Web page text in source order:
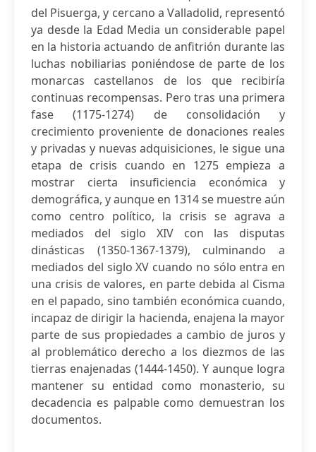
del Pisuerga, y cercano a Valladolid, representó
ya desde la Edad Media un considerable papel
en la historia actuando de anfitrión durante las
luchas nobiliarias poniéndose de parte de los
monarcas castellanos de los que recibiría
continuas recompensas. Pero tras una primera
fase (1175-1274) de consolidación y
crecimiento proveniente de donaciones reales
y privadas y nuevas adquisiciones, le sigue una
etapa de crisis cuando en 1275 empieza a
mostrar cierta insuficiencia económica y
demográfica, y aunque en 1314 se muestre aún
como centro político, la crisis se agrava a
mediados del siglo XIV con las disputas
dinásticas (1350-1367-1379), culminando a
mediados del siglo XV cuando no sólo entra en
una crisis de valores, en parte debida al Cisma
en el papado, sino también económica cuando,
incapaz de dirigir la hacienda, enajena la mayor
parte de sus propiedades a cambio de juros y
al problemático derecho a los diezmos de las
tierras enajenadas (1444-1450). Y aunque logra
mantener su entidad como monasterio, su
decadencia es palpable como demuestran los
documentos.